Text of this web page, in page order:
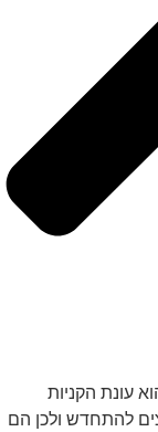
עונת הקניות
להתחדש ולכן הם